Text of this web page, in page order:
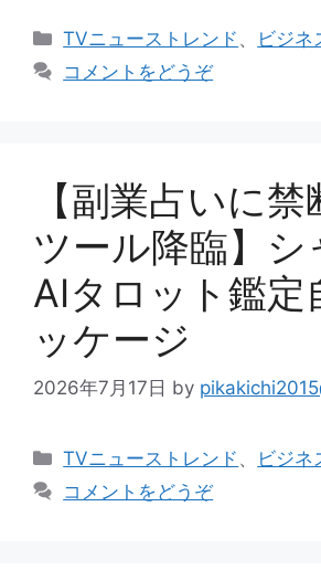
カ
TVニューストレンド 、
ビジネ
コメントをどうぞ
【副業占いに
ツール降臨】シ
AIタロット鑑定
ッケージ
2026年7月17日 by
カ
テ
TVニューストレンド 、
ビジネ
コメントをどうぞ